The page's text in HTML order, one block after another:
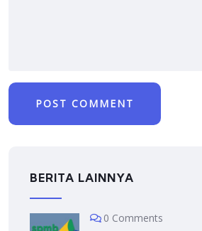
BERITA LAINNYA
0 Comments